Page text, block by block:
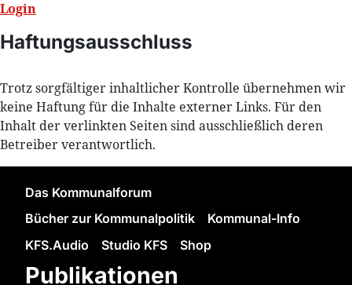
Login
Haftungsausschluss
Trotz sorgfältiger inhaltlicher Kontrolle übernehmen wir
keine Haftung für die Inhalte externer Links. Für den
Inhalt der verlinkten Seiten sind ausschließlich deren
Betreiber verantwortlich.
Das Kommunalforum
Bücher zur Kommunalpolitik
Kommunal-Info
KFS.Audio
Studio KFS Shop
Publikationen